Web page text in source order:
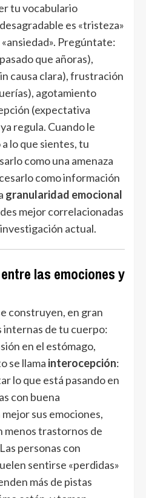
tu vocabulario
es «tristeza»
Pregúntate:
que añoras),
causa clara), frustración
agotamiento
(expectativa
regula. Cuando le
lo que sientes, tu
como una amenaza
como información
granularidad emocional
mejor correlacionadas
actual.
las emociones y
construyen, en gran
internas de tu cuerpo:
en el estómago,
se llama interocepción:
lo que está pasando en
con buena
sus emociones,
menos trastornos de
personas con
sentirse «perdidas»
más de pistas